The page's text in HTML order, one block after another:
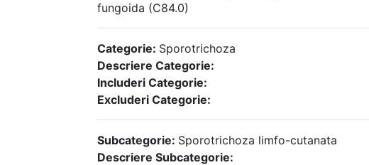
fungoida (C84.0)
Categorie: Sporotrichoza
Descriere Categorie:
Includeri Categorie:
Excluderi Categorie:
Subcategorie: Sporotrichoza limfo-cutanata
Descriere Subcategorie: